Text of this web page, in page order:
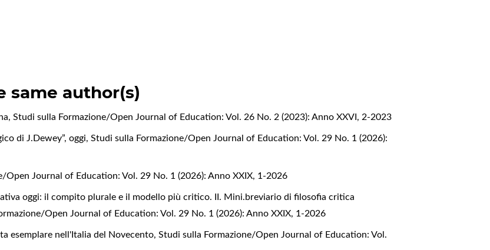
same author(s)
,Studi sulla Formazione/Open Journal of Education: Vol. 26 No. 2 (2023): Anno XXVI, 2-2023
di J.Dewey”, oggi,Studi sulla Formazione/Open Journal of Education: Vol. 29 No. 1 (2026):
Open Journal of Education: Vol. 29 No. 1 (2026): Anno XXIX, 1-2026
oggi: il compito plurale e il modello più critico. II. Mini.breviario di filosofia critica
Open Journal of Education: Vol. 29 No. 1 (2026): Anno XXIX, 1-2026
esemplare nell'Italia del Novecento,Studi sulla Formazione/Open Journal of Education: Vol.